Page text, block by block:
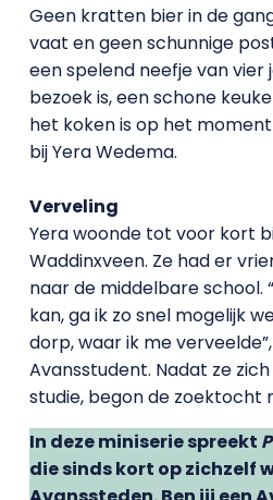
Geen kratten bier in de
vaat en geen schunnige
een spelend neefje van vier
bezoek is, een schone
het koken is op het
bij Yera Wedema.
Verveling
Yera woonde tot voor kort
Waddinxveen. Ze had er
naar de middelbare school.
kan, ga ik zo snel mogelijk
dorp, waar ik me
Avansstudent. Nadat ze
studie, begon de zoektocht
In deze miniserie spreekt
die sinds kort op zichzelf